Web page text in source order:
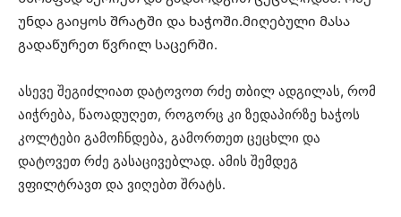
უნდა გაიყოს შრატში და ხაჭოში.მიღებული მასა
გადაწურეთ წვრილ საცერში.
ასევე შეგიძლიათ დატოვოთ რძე თბილ ადგილას, რომ
აიჭრება, წაოადუღეთ, როგორც კი ზედაპირზე ხაჭოს
კოლტები გამოჩნდება, გამორთეთ ცეცხლი და
დატოვეთ რძე გასაცივებლად. ამის შემდეგ
ვფილტრავთ და ვიღებთ შრატს.